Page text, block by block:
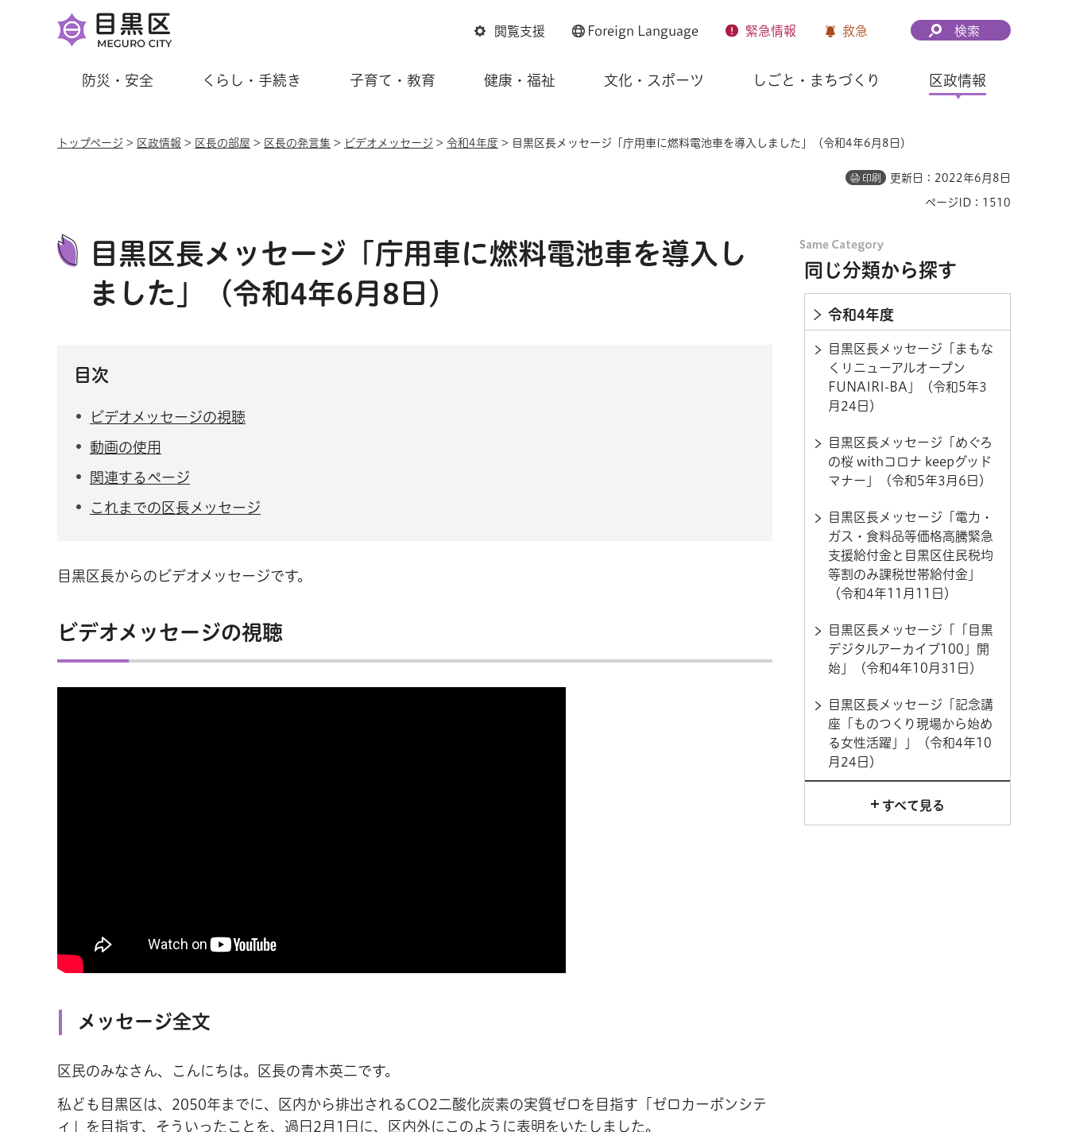
閲覧支援 Foreign Language 緊急情報 救急 検索
防災・安全 くらし・手続き 子育て・教育 健康・福祉 文化・スポーツ しごと・まちづくり 区政情報
トップページ > 区政情報 > 区長の部屋 > 区長の発言集 > ビデオメッセージ > 令和4年度 > 目黒区長メッセージ「庁用車に燃料電池車を導入しました」（令和4年6月8日）
印刷 更新日：2022年6月8日
ページID：1510
目黒区長メッセージ「庁用車に燃料電池車を導入し
ました」（令和4年6月8日）
目次
ビデオメッセージの視聴
動画の使用
関連するページ
これまでの区長メッセージ
目黒区長からのビデオメッセージです。
ビデオメッセージの視聴
メッセージ全文
区民のみなさん、こんにちは。区長の青木英二です。
私ども目黒区は、2050年までに、区内から排出されるCO2二酸化炭素の実質ゼロを目指す「ゼロカーボンシテ
ィ」を目指す、そういったことを、過日2月1日に、区内外にこのように表明をいたしました。
同じ分類から探す
令和4年度
目黒区長メッセージ「まもな
くリニューアルオープン
FUNAIRI-BA」（令和5年3
月24日）
目黒区長メッセージ「めぐろ
の桜 withコロナ keepグッド
マナー」（令和5年3月6日）
目黒区長メッセージ「電力・
ガス・食料品等価格高騰緊急
支援給付金と目黒区住民税均
等割のみ課税世帯給付金」
（令和4年11月11日）
目黒区長メッセージ「「目黒
デジタルアーカイブ100」開
始」（令和4年10月31日）
目黒区長メッセージ「記念講
座「ものつくり現場から始め
る女性活躍」」（令和4年10
月24日）
すべて見る